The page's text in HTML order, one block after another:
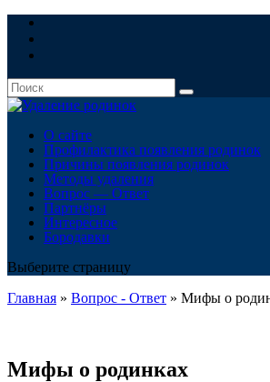
О сайте
Профилактика появления родинок
Причины появления родинок
Методы удаления
Вопрос — Ответ
Партнёры
Интересное
Бородавки
Выберите страницу
Главная » Вопрос - Ответ » Мифы о
Мифы о родинках